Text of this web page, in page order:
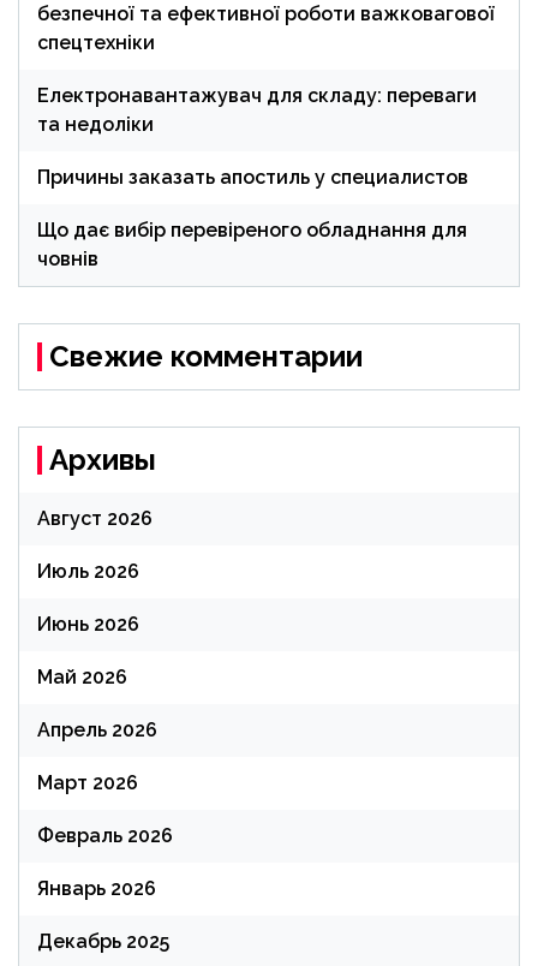
безпечної та ефективної роботи важковагової
спецтехніки
Електронавантажувач для складу: переваги
та недоліки
Причины заказать апостиль у специалистов
Що дає вибір перевіреного обладнання для
човнів
Свежие комментарии
Архивы
Август 2026
Июль 2026
Июнь 2026
Май 2026
Апрель 2026
Март 2026
Февраль 2026
Январь 2026
Декабрь 2025